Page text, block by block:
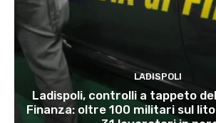
LADISPOLI
Ladispoli, controlli a tappeto
Finanza: oltre 100 militari sul